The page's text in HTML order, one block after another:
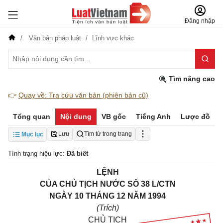
Đăng nhập
Văn bản pháp luật Lĩnh vực khác
Tìm nâng cao
👉 Quay về: Tra cứu văn bản (phiên bản cũ)
Tổng quan Nội dung VB gốc Tiếng Anh Lược đồ
Mục lục Lưu Tìm từ trong trang
Tình trạng hiệu lực: Đã biết
LỆNH
CỦA CHỦ TỊCH NƯỚC SỐ 38 L/CTN
NGÀY 10 THÁNG 12 NĂM 1994
(Trích)
CHỦ TỊCH